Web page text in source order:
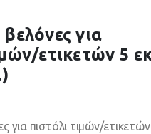
για
ετικετών 5
για πιστόλι τιμών/